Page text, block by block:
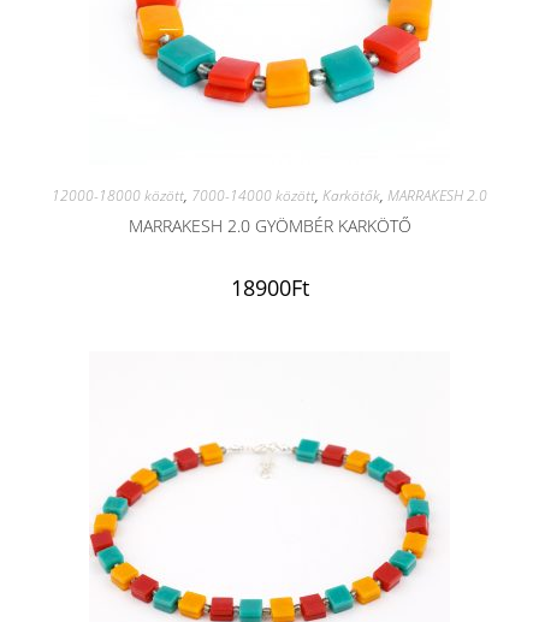
12000-18000 között, 7000-14000 között, Karkötők, MARRAKESH 2.0
MARRAKESH 2.0 GYÖMBÉR KARKÖTŐ
18900Ft